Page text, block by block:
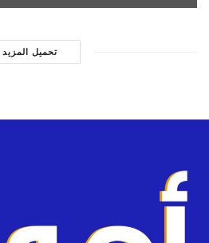
تحميل المزيد